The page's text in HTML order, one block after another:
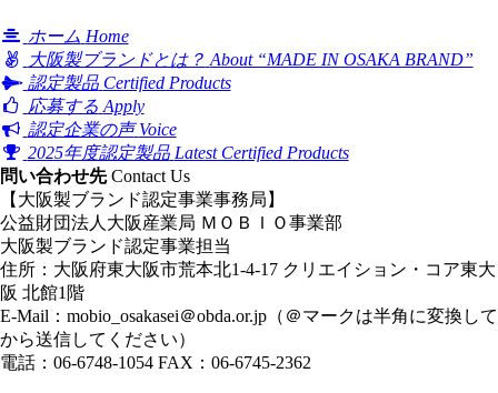
ホーム Home
大阪製ブランドとは？ About “MADE IN OSAKA BRAND”
認定製品 Certified Products
応募する Apply
認定企業の声 Voice
2025年度認定製品 Latest Certified Products
問い合わせ先 Contact Us
【大阪製ブランド認定事業事務局】
公益財団法人大阪産業局 ＭＯＢＩＯ事業部
大阪製ブランド認定事業担当
住所：大阪府東大阪市荒本北1-4-17 クリエイション・コア東大
阪 北館1階
E-Mail： mobio_osakasei＠obda.or.jp （＠マークは半角に変換して
から送信してください）
電話：06-6748-1054 FAX：06-6745-2362